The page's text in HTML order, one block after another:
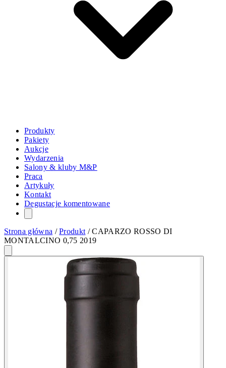
Produkty
Pakiety
Aukcje
Wydarzenia
Salony & kluby M&P
Praca
Artykuły
Kontakt
Degustacje komentowane
Strona główna /Produkt /CAPARZO ROSSO DI
MONTALCINO 0,75 2019